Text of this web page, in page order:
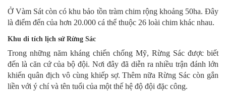
Ở Vàm Sát còn có khu bảo tồn tràm chim rộng khoảng 50ha. Đây
là điểm đến của hơn 20.000 cá thể thuộc 26 loài chim khác nhau.
Khu di tích lịch sử Rừng Sác
Trong những năm kháng chiến chống Mỹ, Rừng Sác được biết
đến là căn cứ của bộ đội. Nơi đây đã diễn ra nhiều trận đánh lớn
khiến quân địch vô cùng khiếp sợ. Thêm nữa Rừng Sác còn gắn
liền với ý chí và tên tuổi của một thế hệ độ đội đặc công.